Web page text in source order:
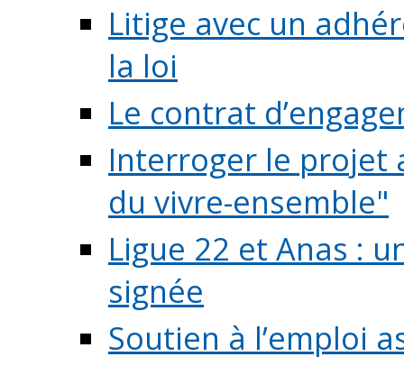
Litige avec un
la loi
Le contrat
Interroger le projet
du vivre-ensemble"
Ligue 22 et Anas :
signée
Soutien à l’emploi